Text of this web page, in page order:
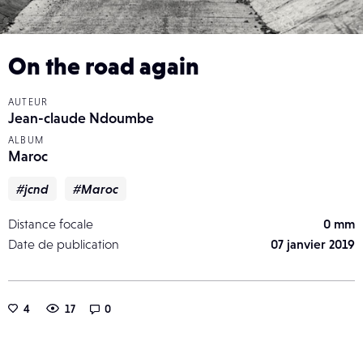
On the road again
AUTEUR
Jean-claude Ndoumbe
ALBUM
Maroc
#jcnd #Maroc
Distance focale
0 mm
Date de publication
07 janvier 2019
4 17 0